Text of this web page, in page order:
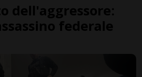
dell'aggressore:
federale